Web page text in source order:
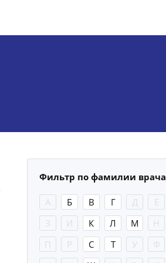
Фильтр по фамилии врача
А Б В Г Д Е
З
И К Л М Н
П
Р С Т У Ф